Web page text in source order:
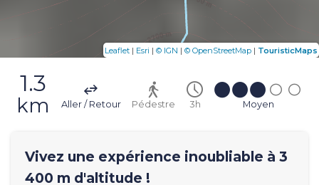
1.3
km Aller / Retour Pédestre 3h Moyen
Vivez une expérience inoubliable à 3
400 m d'altitude !
Leaflet | Esri | © IGN | © OpenStreetMap | TouristicMaps